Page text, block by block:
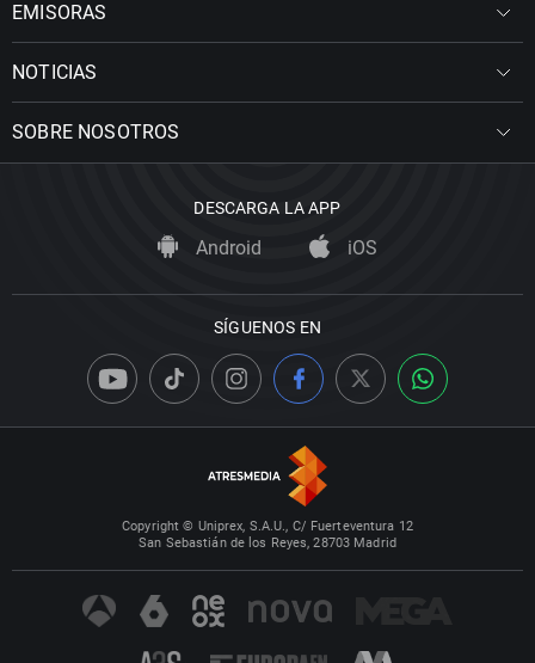
EMISORAS
NOTICIAS
SOBRE NOSOTROS
DESCARGA LA APP
Android iOS
SÍGUENOS EN
Copyright © Uniprex, S.A.U., C/ Fuerteventura 12
San Sebastián de los Reyes, 28703 Madrid